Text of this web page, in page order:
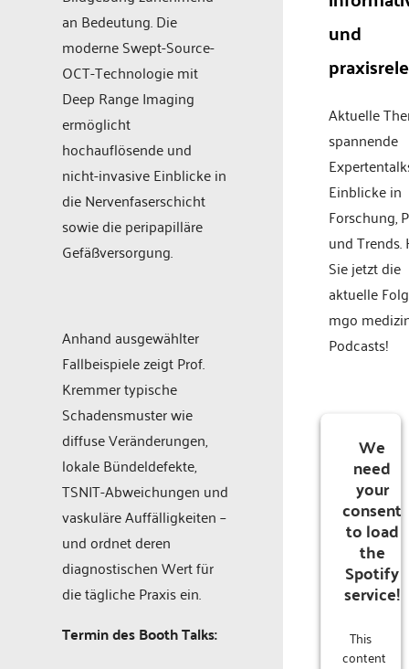
an Bedeutung. Die
moderne Swept-Source-
OCT-Technologie mit
Deep Range Imaging
ermöglicht
hochauflösende und
nicht-invasive Einblicke in
die Nervenfaserschicht
sowie die peripapilläre
Gefäßversorgung.
Anhand ausgewählter
Fallbeispiele zeigt Prof.
Kremmer typische
Schadensmuster wie
diffuse Veränderungen,
lokale Bündeldefekte,
TSNIT-Abweichungen und
vaskuläre Auffälligkeiten –
und ordnet deren
diagnostischen Wert für
die tägliche Praxis ein.
Termin des Booth Talks:
und
Aktuelle
spannende
Einblicke in
Forschung,
und Trends.
Sie jetzt die
aktuelle
mgo
Podcasts!
We
need
your
consent
to load
the
Spotify
service!
This
content